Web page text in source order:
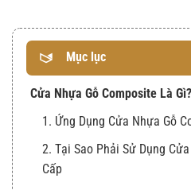
Mục lục
Cửa Nhựa Gỗ Composite Là Gì?
1. Ứng Dụng Cửa Nhựa Gỗ
2. Tại Sao Phải Sử Dụng
Cấp